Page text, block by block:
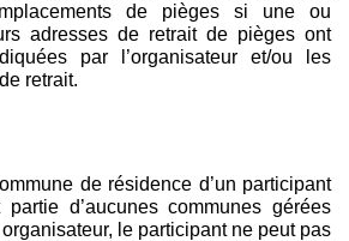
de pièges si une ou
adresses de retrait de pièges ont
par l’organisateur et/ou les
retrait.
de résidence d’un participant
d’aucunes communes gérées
le participant ne peut pas